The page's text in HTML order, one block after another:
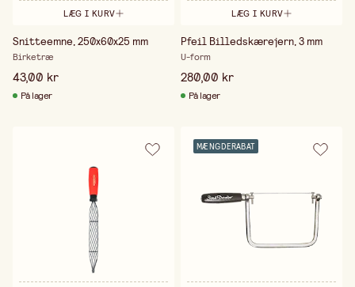
LÆG I KURV
Snitteemne, 250x60x25 mm
Birketræ
43,00 kr
På lager
LÆG I KURV
Pfeil Billedskærejern, 3 mm
U-form
280,00 kr
På lager
MÆNGDERABAT